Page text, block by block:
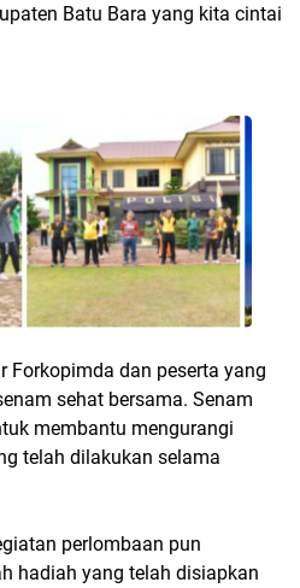
Batu Bara yang kita cintai
Forkopimda dan peserta yang
sehat bersama. Senam
membantu mengurangi
telah dilakukan selama
perlombaan pun
hadiah yang telah disiapkan